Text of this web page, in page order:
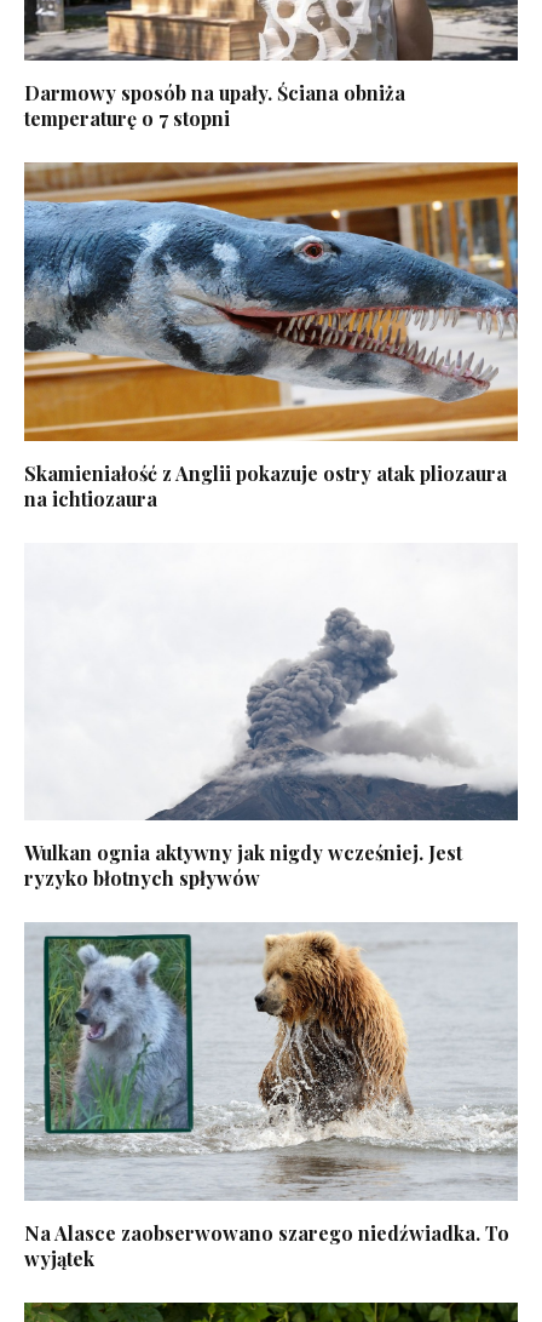
Darmowy sposób na upały. Ściana obniża
temperaturę o 7 stopni
Skamieniałość z Anglii pokazuje ostry atak pliozaura
na ichtiozaura
Wulkan ognia aktywny jak nigdy wcześniej. Jest
ryzyko błotnych spływów
Na Alasce zaobserwowano szarego niedźwiadka. To
wyjątek